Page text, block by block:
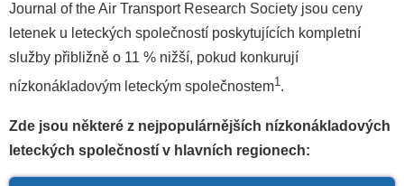
Journal of the Air Transport Research Society jsou ceny
letenek u leteckých společností poskytujících kompletní
služby přibližně o 11 % nižší, pokud konkurují
nízkonákladovým leteckým společnostem1.
Zde jsou některé z nejpopulárnějších nízkonákladových
leteckých společností v hlavních regionech: